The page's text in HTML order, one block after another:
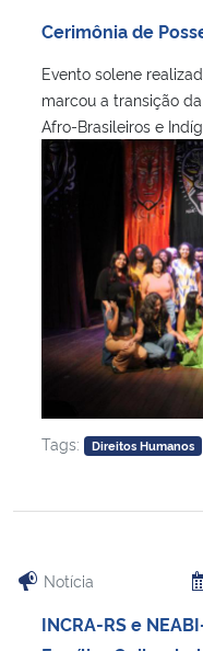
Gabinete de Segurança
Advocacia-Geral da União
Banco Central do Brasil
Cerimônia de
Evento solene
marcou a transição
Afro-Brasileiros e
Tags: Direitos Humanos
Notícia
INCRA-RS e